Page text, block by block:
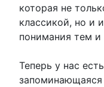
которая не
классикой, но и
понимания тем и
Теперь у нас
запоминающаяся